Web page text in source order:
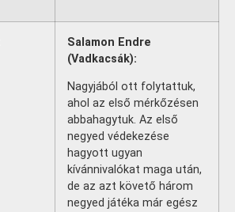
Salamon Endre
(Vadkacsák):
Nagyjából ott folytattuk,
ahol az első mérkőzésen
abbahagytuk. Az első
negyed védekezése
hagyott ugyan
kívánnivalókat maga után,
de az azt követő három
negyed játéka már egész